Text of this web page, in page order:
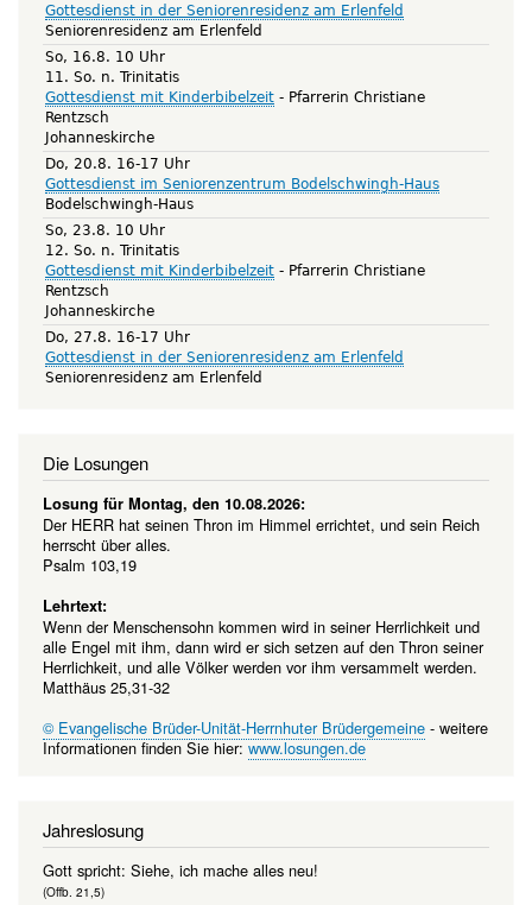
Gottesdienst in der Seniorenresidenz am Erlenfeld
Seniorenresidenz am Erlenfeld
So, 16.8. 10 Uhr
11. So. n. Trinitatis
Gottesdienst mit Kinderbibelzeit
Pfarrerin Christiane
Rentzsch
Johanneskirche
Do, 20.8. 16-17 Uhr
Gottesdienst im Seniorenzentrum Bodelschwingh-Haus
Bodelschwingh-Haus
So, 23.8. 10 Uhr
12. So. n. Trinitatis
Gottesdienst mit Kinderbibelzeit
Pfarrerin Christiane
Rentzsch
Johanneskirche
Do, 27.8. 16-17 Uhr
Gottesdienst in der Seniorenresidenz am Erlenfeld
Seniorenresidenz am Erlenfeld
Die Losungen
Losung für Montag, den 10.08.2026:
Der HERR hat seinen Thron im Himmel errichtet, und sein Reich
herrscht über alles.
Psalm 103,19
Lehrtext:
Wenn der Menschensohn kommen wird in seiner Herrlichkeit und
alle Engel mit ihm, dann wird er sich setzen auf den Thron seiner
Herrlichkeit, und alle Völker werden vor ihm versammelt werden.
Matthäus 25,31-32
© Evangelische Brüder-Unität-Herrnhuter Brüdergemeine - weitere
Informationen finden Sie hier:www.losungen.de
Jahreslosung
Gott spricht: Siehe, ich mache alles neu!
(Offb. 21,5)